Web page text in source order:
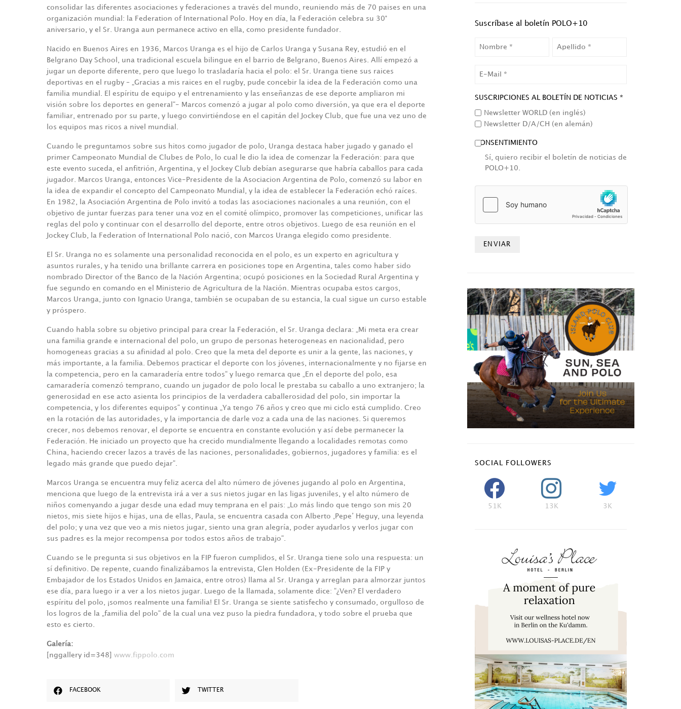
consolidar las diferentes asociaciones y federaciones a través del mundo, reuniendo más de 70 paises en una
organización mundial: la Federation of International Polo. Hoy en día, la Federación celebra su 30°
aniversario, y el Sr. Uranga aun permanece activo en ella, como presidente fundador.
Nacido en Buenos Aires en 1936, Marcos Uranga es el hijo de Carlos Uranga y Susana Rey, estudió en el
Belgrano Day School, una tradicional escuela bilingue en el barrio de Belgrano, Buenos Aires. Allí empezó a
jugar un deporte diferente, pero que luego lo trasladaría hacia el polo: el Sr. Uranga tiene sus raices
deportivas en el rugby – „Gracias a mis raices en el rugby, pude concebir la idea de la Federación como una
familia mundial. El espíritu de equipo y el entrenamiento y las enseñanzas de ese deporte ampliaron mi
visión sobre los deportes en general“- Marcos comenzó a jugar al polo como diversión, ya que era el deporte
familiar, entrenado por su parte, y luego convirtiéndose en el capitán del Jockey Club, que fue una vez uno de
los equipos mas ricos a nivel mundial.
Cuando le preguntamos sobre sus hitos como jugador de polo, Uranga destaca haber jugado y ganado el
primer Campeonato Mundial de Clubes de Polo, lo cual le dio la idea de comenzar la Federación: para que
este evento suceda, el anfitrión, Argentina, y el Jockey Club debían asegurarse que habría caballos para cada
jugador. Marcos Uranga, entonces Vice-Presidente de la Asociacion Argentina de Polo, comenzó su labor en
la idea de expandir el concepto del Campeonato Mundial, y la idea de establecer la Federación echó raíces.
En 1982, la Asociación Argentina de Polo invitó a todas las asociaciones nacionales a una reunión, con el
objetivo de juntar fuerzas para tener una voz en el comité olímpico, promover las competiciones, unificar las
reglas del polo y continuar con el desarrollo del deporte, entre otros objetivos. Luego de esa reunión en el
Jockey Club, la Federation of International Polo nació, con Marcos Uranga elegido como presidente.
El Sr. Uranga no es solamente una personalidad reconocida en el polo, es un experto en agricultura y
asuntos rurales, y ha tenido una brillante carrera en posiciones tope en Argentina, tales como haber sido
nombrado Director of the Banco de la Nación Argentina; ocupó posiciones en la Sociedad Rural Argentina y
fue segundo en comando en el Ministerio de Agricultura de la Nación. Mientras ocupaba estos cargos,
Marcos Uranga, junto con Ignacio Uranga, también se ocupaban de su estancia, la cual sigue un curso estable
y próspero.
Cuando habla sobre su objetivo principal para crear la Federación, el Sr. Uranga declara: „Mi meta era crear
una familia grande e internacional del polo, un grupo de personas heterogeneas en nacionalidad, pero
homogeneas gracias a su afinidad al polo. Creo que la meta del deporte es unir a la gente, las naciones, y
más importante, a la familia. Debemos practicar el deporte con los jóvenes, internacionalmente y no fijarse en
la competencia, pero en la camaradería entre todos“ y luego remarca que „En el deporte del polo, esa
camaradería comenzó temprano, cuando un jugador de polo local le prestaba su caballo a uno extranjero; la
generosidad en ese acto asienta los principios de la verdadera caballerosidad del polo, sin importar la
competencia, y los diferentes equipos“ y continua „Ya tengo 76 años y creo que mi ciclo está cumplido. Creo
en la rotación de las autoridades, y la importancia de darle voz a cada una de las naciones. Si queremos
crecer, nos debemos renovar, el deporte se encuentra en constante evolución y así debe permanecer la
Federación. He iniciado un proyecto que ha crecido mundialmente llegando a localidades remotas como
China, haciendo crecer lazos a través de las naciones, personalidades, gobiernos, jugadores y familia: es el
legado más grande que puedo dejar“.
Marcos Uranga se encuentra muy feliz acerca del alto número de jóvenes jugando al polo en Argentina,
menciona que luego de la entrevista irá a ver a sus nietos jugar en las ligas juveniles, y el alto número de
niños comenyando a jugar desde una edad muy temprana en el pais: „Lo más lindo que tengo son mis 20
nietos, mis siete hijos e hijas, una de ellas, Paula, se encuentra casada con Alberto ‚Pepe’ Heguy, una leyenda
del polo; y una vez que veo a mis nietos jugar, siento una gran alegría, poder ayudarlos y verlos jugar con
sus padres es la mejor recompensa por todos estos años de trabajo“.
Cuando se le pregunta si sus objetivos en la FIP fueron cumplidos, el Sr. Uranga tiene solo una respuesta: un
sí definitivo. De repente, cuando finalizábamos la entrevista, Glen Holden (Ex-Presidente de la FIP y
Embajador de los Estados Unidos en Jamaica, entre otros) llama al Sr. Uranga y arreglan para almorzar juntos
ese día, para luego ir a ver a los nietos jugar. Luego de la llamada, solamente dice: “¿Ven? El verdadero
espíritu del polo, ¡somos realmente una familia! El Sr. Uranga se siente satisfecho y consumado, orgulloso de
los logros de la „familia del polo“ de la cual una vez puso la piedra fundadora, y todo sobre el prueba que
esto es cierto.
Galería:
[nggallery id=348] www.fippolo.com
FACEBOOK TWITTER
Suscríbase al boletín POLO+10
SUSCRIPCIONES AL BOLETÍN DE NOTICIAS *
Newsletter WORLD (en inglés)
Newsletter D/A/CH (en alemán)
CONSENTIMIENTO
Sí, quiero recibir el boletín de noticias de
POLO+10.
SOCIAL FOLLOWERS
51K 13K 3K